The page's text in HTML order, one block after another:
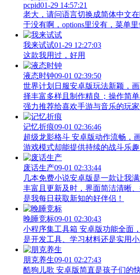
pcpid01-29 14:57:21
老大，请问语言切换成简体中文
于没有啊，options里没有，菜单
我来试试01-29 12:27:03
这款我用过，好用
液态时钟09-01 02:39:50
世界计划日服安卓版玩法新颖，
择丰富多样且制作精良；操作简
强力推荐给喜欢手游与音乐的玩
记忆折痕09-01 02:36:46
超级龙影格斗 安卓版动作流畅，
游戏模式却能提供持续的战斗乐
废话生产09-01 02:33:44
几本免费小说安卓版是一款让我
丰富且更新及时，界面简洁清晰
是我每日获取新知的好伴侣！
晚睡竞标09-01 02:30:43
小程序集工具箱 安卓版功能全面
是开发工具、学习材料还是实用小
朋克养生09-01 02:27:43
酷狗儿歌 安卓版简直是孩子们的